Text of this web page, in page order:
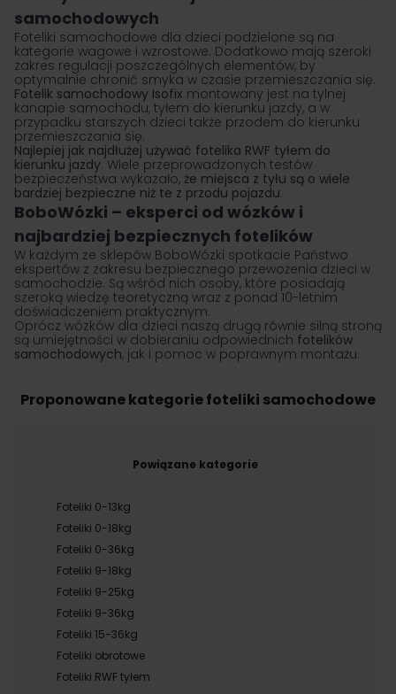
samochodowych
Foteliki samochodowe dla dzieci podzielone są na
kategorie wagowe i wzrostowe. Dodatkowo mają szeroki
zakres regulacji poszczególnych elementów, by
optymalnie chronić smyka w czasie przemieszczania się.
Fotelik samochodowy Isofix montowany jest na tylnej
kanapie samochodu, tyłem do kierunku jazdy, a w
przypadku starszych dzieci także przodem do kierunku
przemieszczania się.
Najlepiej jak najdłużej używać fotelika RWF tyłem do
kierunku jazdy. Wiele przeprowadzonych testów
bezpieczeństwa wykazało, że miejsca z tyłu są o wiele
bardziej bezpieczne niż te z przodu pojazdu.
BoboWózki – eksperci od wózków i
najbardziej bezpiecznych fotelików
W każdym ze sklepów BoboWózki spotkacie Państwo
ekspertów z zakresu bezpiecznego przewożenia dzieci w
samochodzie. Są wśród nich osoby, które posiadają
szeroką wiedzę teoretyczną wraz z ponad 10-letnim
doświadczeniem praktycznym.
Oprócz wózków dla dzieci naszą drugą równie silną stroną
są umiejętności w dobieraniu odpowiednich fotelików
samochodowych, jak i pomoc w poprawnym montażu.
Proponowane kategorie foteliki samochodowe
Powiązane kategorie
Foteliki 0-13kg
Foteliki 0-18kg
Foteliki 0-36kg
Foteliki 9-18kg
Foteliki 9-25kg
Foteliki 9-36kg
Foteliki 15-36kg
Foteliki obrotowe
Foteliki RWF tyłem